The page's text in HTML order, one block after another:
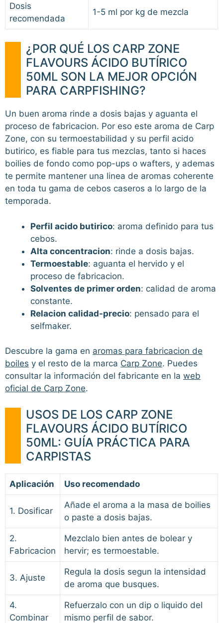
Dosis
recomendada
1-5 ml por kg de mezcla
¿POR QUÉ LOS CARP ZONE
FLAVOURS ÁCIDO BUTÍRICO
50ML SON LA MEJOR OPCIÓN
PARA CARPFISHING?
Un buen aroma rinde a dosis bajas y aguanta el
proceso de fabricacion. Por eso este aroma de Carp
Zone, con su termoestabilidad y su perfil acido
butirico, es fiable para tus mezclas, tanto si haces
boilies de fondo como pop-ups o wafters, y ademas
te permite mantener una linea de aromas coherente
en toda tu gama de cebos caseros a lo largo de la
temporada.
Perfil acido butirico: aroma definido para tus
cebos.
Alta concentracion: rinde a dosis bajas.
Termoestable: aguanta el hervido y el
proceso de fabricacion.
Solventes de primer orden: calidad de aroma
constante.
Relacion calidad-precio: pensado para el
selfmaker.
Descubre la gama en aromas para fabricacion de
boiles y el resto de la marca Carp Zone. Puedes
consultar la información del fabricante en la web
oficial de Carp Zone.
USOS DE LOS CARP ZONE
FLAVOURS ÁCIDO BUTÍRICO
50ML: GUÍA PRÁCTICA PARA
CARPISTAS
Aplicación Uso recomendado
1. Dosificar
Añade el aroma a la masa de boilies
o paste a dosis bajas.
2.
Fabricacion
Mezclalo bien antes de bolear y
hervir; es termoestable.
3. Ajuste
Regula la dosis segun la intensidad
de aroma que busques.
4.
Combinar
Refuerzalo con un dip o liquido del
mismo perfil de sabor.